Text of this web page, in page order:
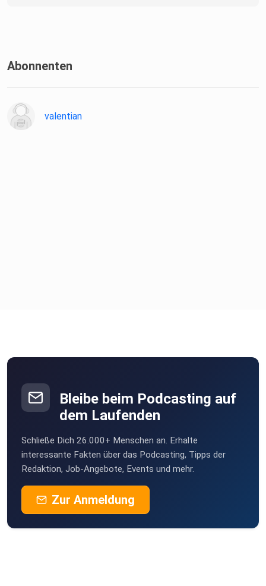
Abonnenten
valentian
Bleibe beim Podcasting auf
dem Laufenden
Schließe Dich 26.000+ Menschen an. Erhalte
interessante Fakten über das Podcasting, Tipps der
Redaktion, Job-Angebote, Events und mehr.
Zur Anmeldung